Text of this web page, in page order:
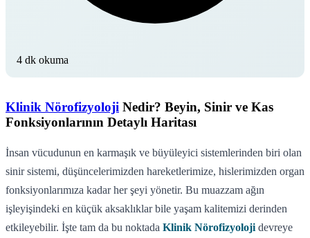
4 dk okuma
Klinik Nörofizyoloji Nedir? Beyin, Sinir ve Kas
Fonksiyonlarının Detaylı Haritası
İnsan vücudunun en karmaşık ve büyüleyici sistemlerinden biri olan
sinir sistemi, düşüncelerimizden hareketlerimize, hislerimizden organ
fonksiyonlarımıza kadar her şeyi yönetir. Bu muazzam ağın
işleyişindeki en küçük aksaklıklar bile yaşam kalitemizi derinden
etkileyebilir. İşte tam da bu noktada Klinik Nörofizyoloji devreye